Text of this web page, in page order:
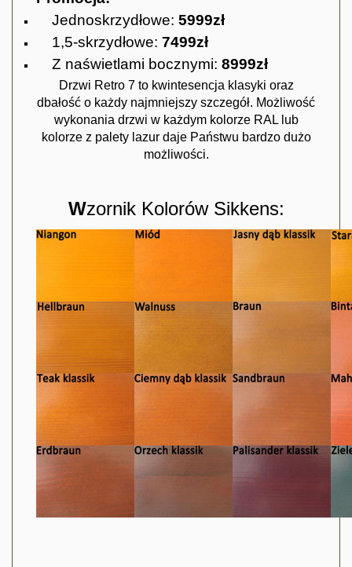
Jednoskrzydłowe: 5999zł
1,5-skrzydłowe: 7499zł
Z naświetlami bocznymi: 8999zł
Drzwi Retro 7 to kwintesencja klasyki oraz
dbałość o każdy najmniejszy szczegół. Możliwość
wykonania drzwi w każdym kolorze RAL lub
kolorze z palety lazur daje Państwu bardzo dużo
możliwości.
Wzornik Kolorów Sikkens: